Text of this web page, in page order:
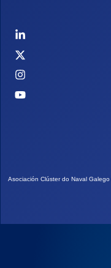
Asociación Clúster do Naval Galego